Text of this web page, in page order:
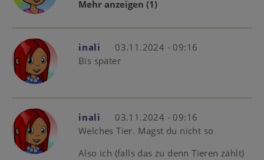
Mehr anzeigen (1)
inali
03.11.2024 - 09:16
Bis später
inali
03.11.2024 - 09:16
Welches Tier. Magst du nicht so
Also ich (falls das zu denn Tieren zählt)